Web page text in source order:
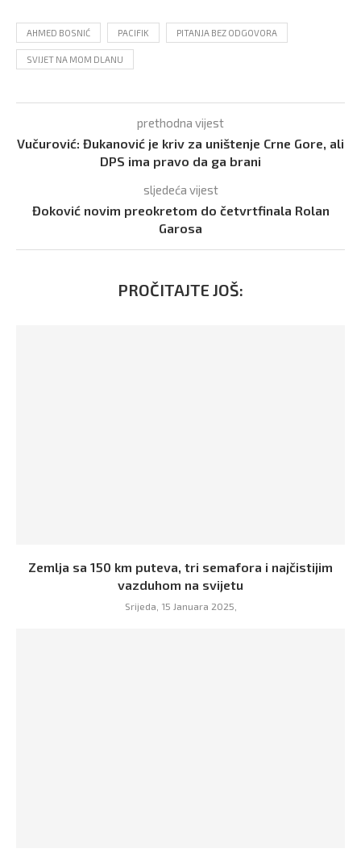
AHMED BOSNIĆ PACIFIK PITANJA BEZ ODGOVORA
SVIJET NA MOM DLANU
prethodna vijest
Vučurović: Đukanović je kriv za uništenje Crne Gore, ali
DPS ima pravo da ga brani
sljedeća vijest
Đoković novim preokretom do četvrtfinala Rolan
Garosa
PROČITAJTE JOŠ:
Zemlja sa 150 km puteva, tri semafora i najčistijim
vazduhom na svijetu
Srijeda, 15 Januara 2025,